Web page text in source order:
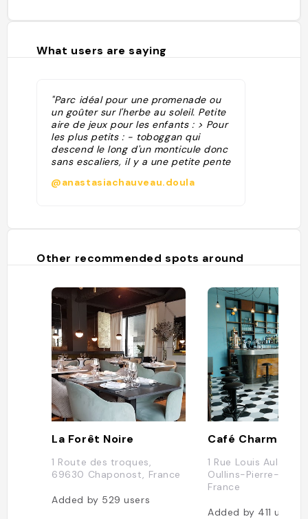
What users are saying
"Parc idéal pour une promenade ou
un goûter sur l'herbe au soleil. Petite
aire de jeux pour les enfants : > Pour
les plus petits : - toboggan qui
descend le long d'un monticule donc
sans escaliers, il y a une petite pente
un ruban lors de notre passage
grimper (nécessite des grandes
78, 120 arrêt Observatoire > bus 17,
78, 114, 120, 145 arrêt St Genis Lycée
Descartes "
@anastasiachauveau.doula
Other recommended spots around
La Forêt Noire
1 Route des troques,
69630 Chaponost, France
Added by 529users
Café Charmant
1 Rue Louis
Oullins-Pierre-
France
Added by 411users